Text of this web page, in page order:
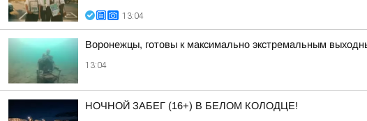
13:04
Воронежцы, готовы к максимально экстремальным
13:04
НОЧНОЙ ЗАБЕГ (16+) В БЕЛОМ КОЛОДЦЕ!